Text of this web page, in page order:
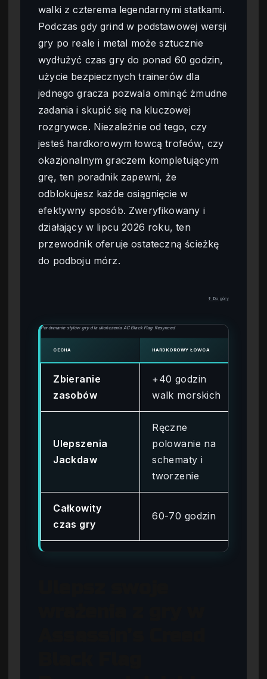
walki z czterema legendarnymi statkami.
Podczas gdy grind w podstawowej wersji
gry po reale i metal może sztucznie
wydłużyć czas gry do ponad 60 godzin,
użycie bezpiecznych trainerów dla
jednego gracza pozwala ominąć żmudne
zadania i skupić się na kluczowej
rozgrywce. Niezależnie od tego, czy
jesteś hardkorowym łowcą trofeów, czy
okazjonalnym graczem kompletującym
grę, ten poradnik zapewni, że
odblokujesz każde osiągnięcie w
efektywny sposób. Zweryfikowany i
działający w lipcu 2026 roku, ten
przewodnik oferuje ostateczną ścieżkę
do podboju mórz.
↑ Do góry
Porównanie stylów gry dla ukończenia AC Black Flag Resynced
CECHA HARDKOROWY ŁOWCA
Zbieranie
zasobów
+40 godzin
walk morskich
Ulepszenia
Jackdaw
Ręczne
polowanie na
schematy i
tworzenie
Całkowity
czas gry
60-70 godzin